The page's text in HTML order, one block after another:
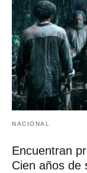
NACIONAL
Encuentran
Cien años de